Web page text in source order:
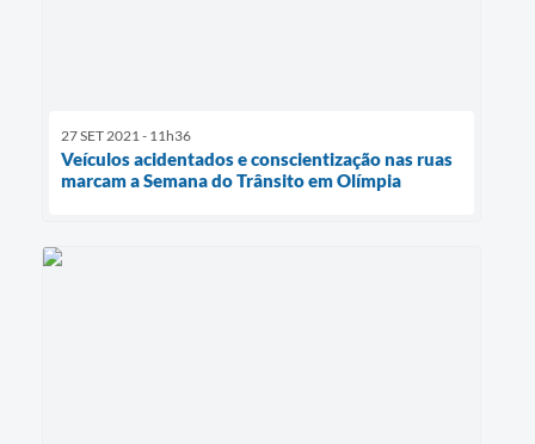
27 SET 2021 - 11h36
Veículos acidentados e conscientização nas ruas
marcam a Semana do Trânsito em Olímpia